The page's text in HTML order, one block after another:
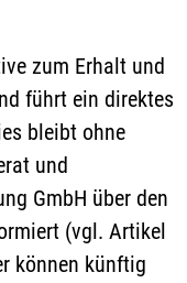
zum Erhalt und
führt ein direktes
bleibt ohne
und
GmbH über den
(vgl. Artikel
können künftig